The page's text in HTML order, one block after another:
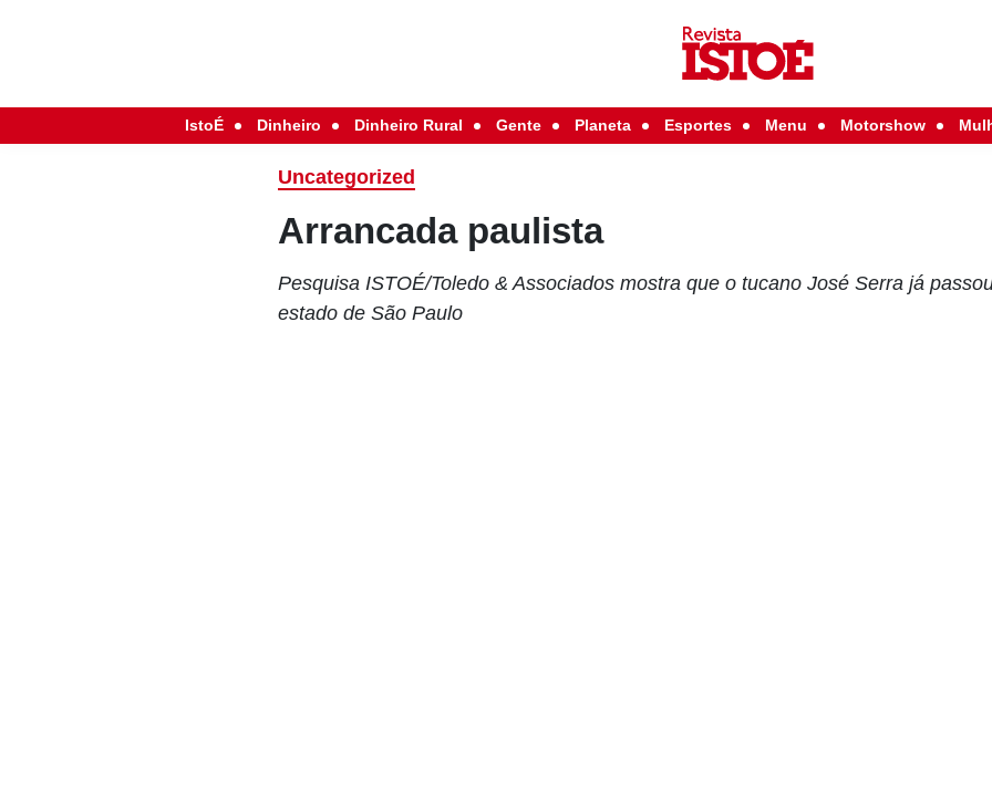
IstoÉ Dinheiro Dinheiro Rural Gente Planeta Esportes Menu Motorshow
Uncategorized
Arrancada paulista
Pesquisa ISTOÉ/Toledo & Associados mostra que o tucano José Serra já
estado de São Paulo